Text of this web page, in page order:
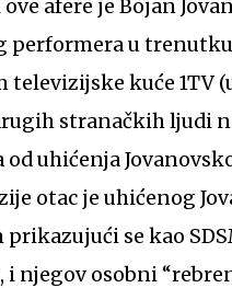
performera u
televizijske kuće 1TV
stranačkih ljudi
uhićenja
otac je uhićenog
se kao
i njegov osobni